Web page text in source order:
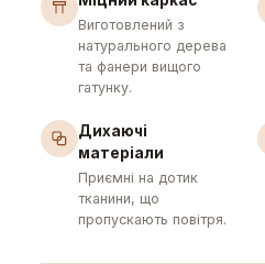
Виготовлений з
натурального дерева
та фанери вищого
гатунку.
Дихаючі
матеріали
Приємні на дотик
тканини, що
пропускають повітря.